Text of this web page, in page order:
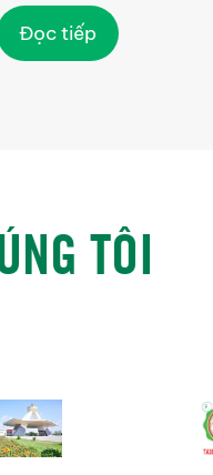
Đọc tiếp
TÔI